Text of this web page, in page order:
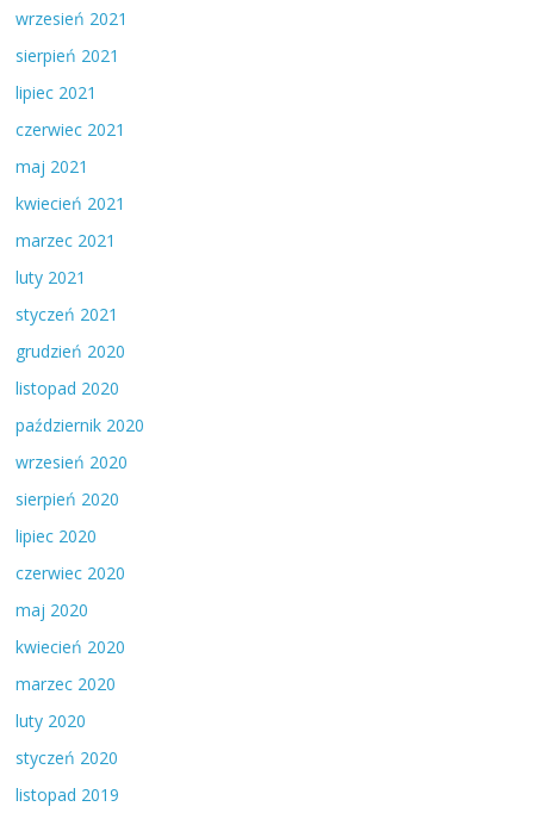
wrzesień 2021
sierpień 2021
lipiec 2021
czerwiec 2021
maj 2021
kwiecień 2021
marzec 2021
luty 2021
styczeń 2021
grudzień 2020
listopad 2020
październik 2020
wrzesień 2020
sierpień 2020
lipiec 2020
czerwiec 2020
maj 2020
kwiecień 2020
marzec 2020
luty 2020
styczeń 2020
listopad 2019